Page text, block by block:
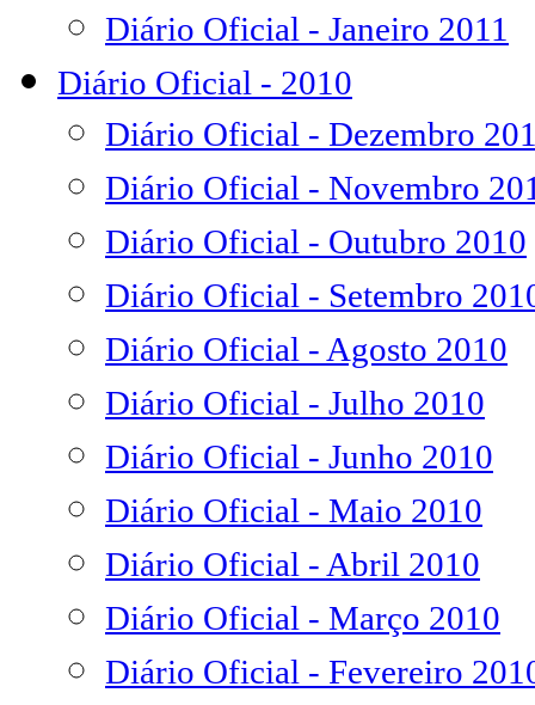
Diário Oficial - Janeiro 2011
Diário Oficial - 2010
Diário Oficial - Dezembro
Diário Oficial - Novembro
Diário Oficial - Outubro 2010
Diário Oficial - Setembro
Diário Oficial - Agosto 2010
Diário Oficial - Julho 2010
Diário Oficial - Junho 2010
Diário Oficial - Maio 2010
Diário Oficial - Abril 2010
Diário Oficial - Março 2010
Diário Oficial - Fevereiro